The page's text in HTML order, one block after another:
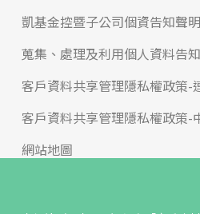
凱基金控暨子公司個資告知聲明
蒐集、處理及利用個人資料告
客戶資料共享管理隱私權政策-
客戶資料共享管理隱私權政策-
網站地圖